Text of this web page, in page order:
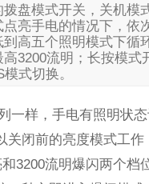
拨盘模式开关，关机模
点亮手电的情况下，依
到高五个照明模式下循
高3200流明；长按模式
式切换。
一样，手电有照明状
关闭前的亮度模式工
3200流明爆闪两个档